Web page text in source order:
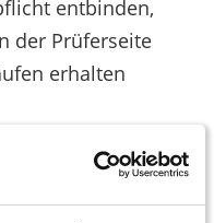
entbinden,
der Prüferseite
erhalten
Die
und die